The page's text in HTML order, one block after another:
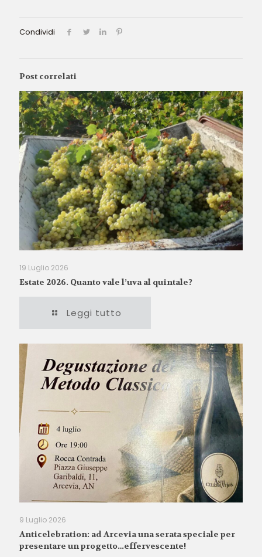
Condividi
Post correlati
19 Luglio 2026
Estate 2026. Quanto vale l’uva al quintale?
Leggi tutto
9 Luglio 2026
Anticelebration: ad Arcevia una serata speciale per
presentare un progetto…effervescente!